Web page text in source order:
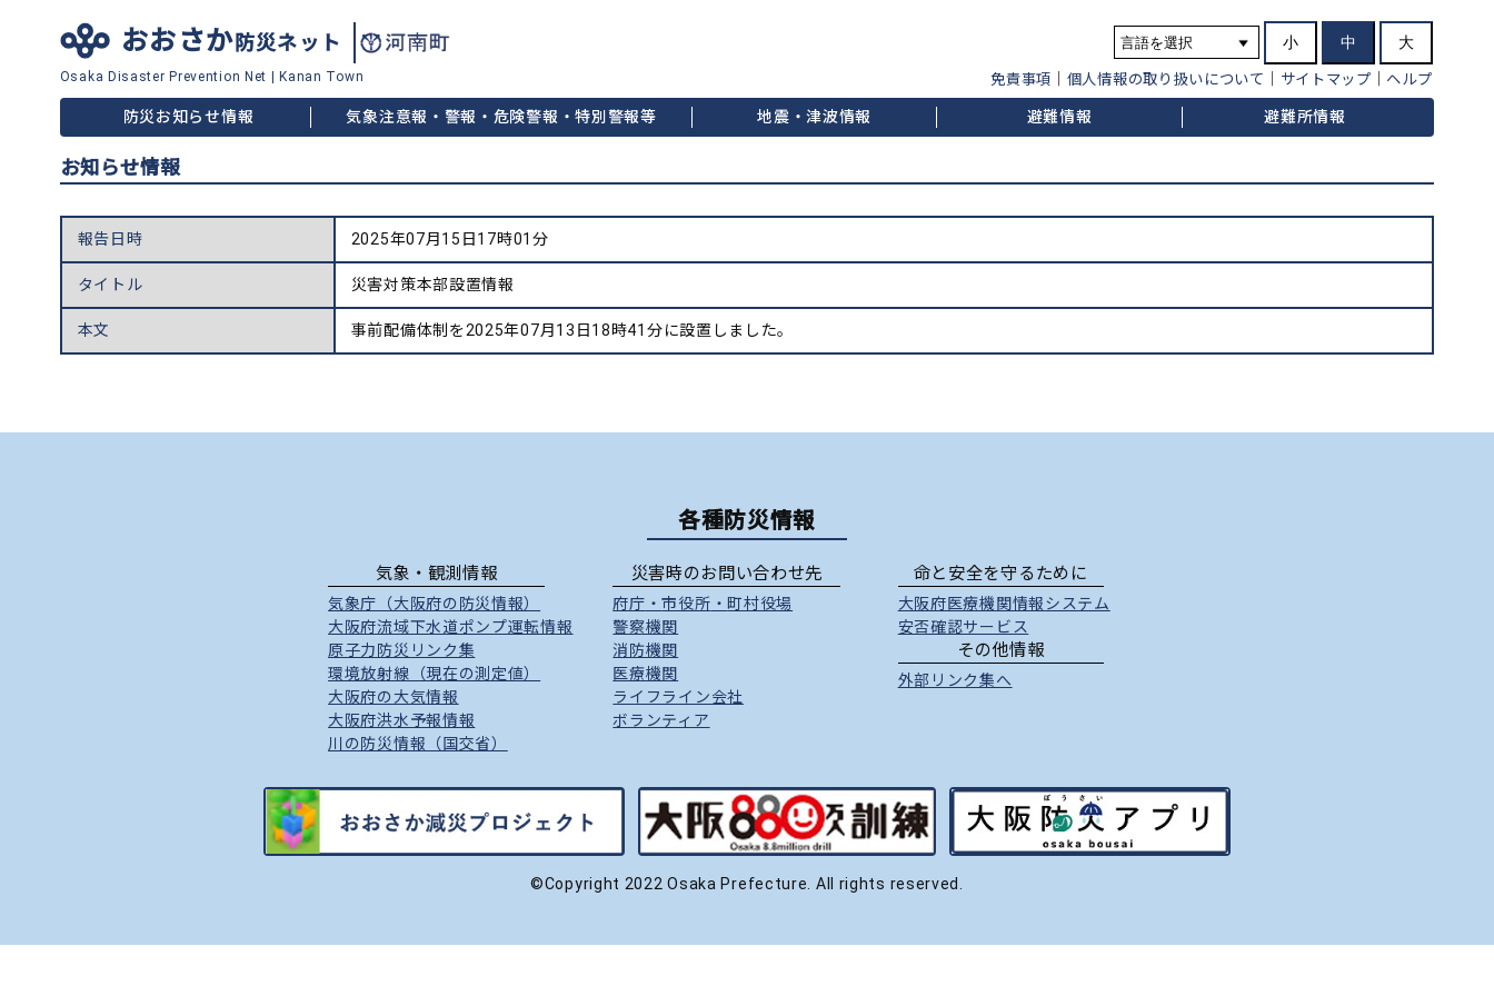
おおさか防災ネット
Osaka Disaster Prevention Net Kanan Town
小 中 大
免責事項 個人情報の取り扱いについて サイトマップ ヘルプ
防災お知らせ情報 気象注意報・警報・危険警報・特別警報等 地震・津波情報 避難情報 避難所情報
お知らせ情報
報告日時 2025年07月15日17時01分
タイトル 災害対策本部設置情報
本文 事前配備体制を2025年07月13日18時41分に設置しました。
各種防災情報
気象・観測情報
気象庁（大阪府の防災情報）
大阪府流域下水道ポンプ運転情報
原子力防災リンク集
環境放射線（現在の測定値）
大阪府の大気情報
大阪府洪水予報情報
川の防災情報（国交省）
災害時のお問い合わせ先
府庁 ・市役所 ・町村役場
警察機関
消防機関
医療機関
ライフライン会社
ボランティア
命と安全を守るために
大阪府医療機関情報システム
安否確認サービス
その他情報
外部リンク集へ
©Copyright 2022 Osaka Prefecture. All rights reserved.